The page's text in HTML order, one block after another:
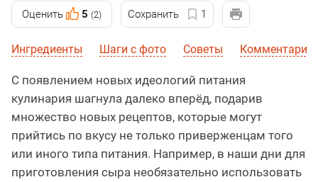
Оценить 5 (2) Сохранить 1
Ингредиенты Шаги с фото Советы Комментарии
С появлением новых идеологий питания
кулинария шагнула далеко вперёд, подарив
множество новых рецептов, которые могут
прийтись по вкусу не только приверженцам того
или иного типа питания. Например, в наши дни для
приготовления сыра необязательно использовать